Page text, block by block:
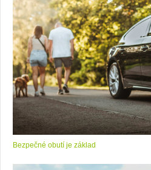
Bezpečné obutí je základ